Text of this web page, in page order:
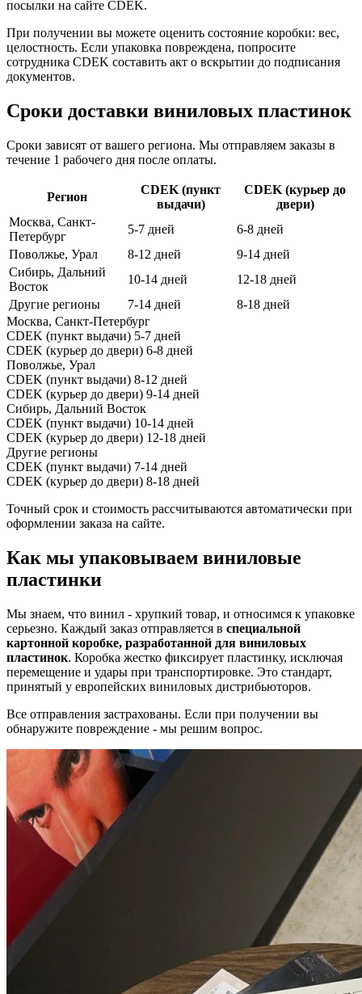
посылки на сайте CDEK.
При получении вы можете оценить состояние коробки: вес,
целостность. Если упаковка повреждена, попросите
сотрудника CDEK составить акт о вскрытии до подписания
документов.
Сроки доставки виниловых пластинок
Сроки зависят от вашего региона. Мы отправляем заказы в
течение 1 рабочего дня после оплаты.
Регион
CDEK (пункт
выдачи)
CDEK (курьер до
двери)
Москва, Санкт-
Петербург
5-7 дней
6-8 дней
Поволжье, Урал
8-12 дней
9-14 дней
Сибирь, Дальний
Восток
10-14 дней
12-18 дней
Другие регионы
7-14 дней
8-18 дней
Москва, Санкт-Петербург
CDEK (пункт выдачи) 5-7 дней
CDEK (курьер до двери) 6-8 дней
Поволжье, Урал
CDEK (пункт выдачи) 8-12 дней
CDEK (курьер до двери) 9-14 дней
Сибирь, Дальний Восток
CDEK (пункт выдачи) 10-14 дней
CDEK (курьер до двери) 12-18 дней
Другие регионы
CDEK (пункт выдачи) 7-14 дней
CDEK (курьер до двери) 8-18 дней
Точный срок и стоимость рассчитываются автоматически при
оформлении заказа на сайте.
Как мы упаковываем виниловые
пластинки
Мы знаем, что винил - хрупкий товар, и относимся к упаковке
серьезно. Каждый заказ отправляется в специальной
картонной коробке, разработанной для виниловых
пластинок. Коробка жестко фиксирует пластинку, исключая
перемещение и удары при транспортировке. Это стандарт,
принятый у европейских виниловых дистрибьюторов.
Все отправления застрахованы. Если при получении вы
обнаружите повреждение - мы решим вопрос.